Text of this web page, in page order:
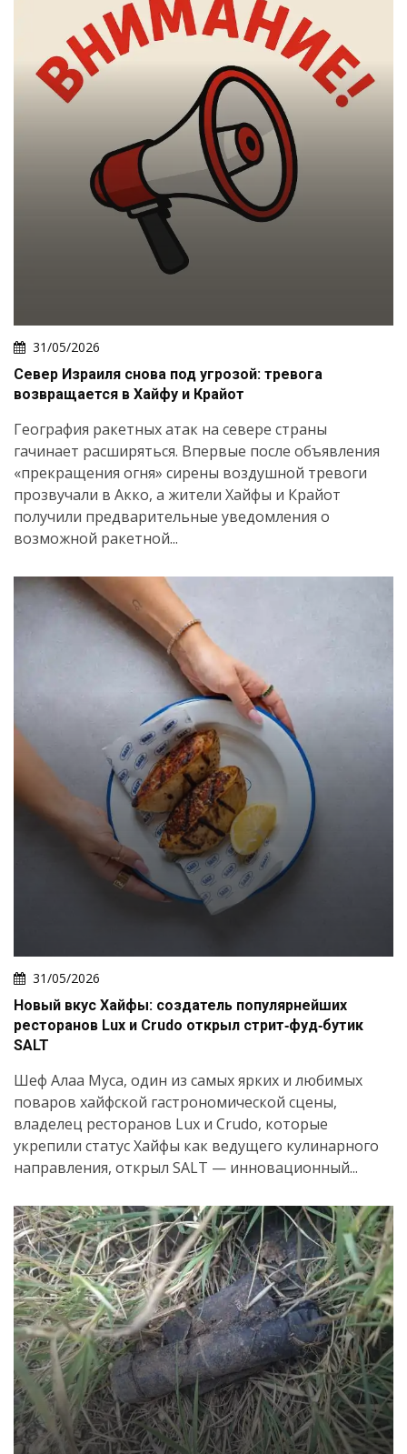
31/05/2026
Север Израиля снова под угрозой: тревога
возвращается в Хайфу и Крайот
География ракетных атак на севере страны
гачинает расширяться. Впервые после объявления
«прекращения огня» сирены воздушной тревоги
прозвучали в Акко, а жители Хайфы и Крайот
получили предварительные уведомления о
возможной ракетной...
31/05/2026
Новый вкус Хайфы: создатель популярнейших
ресторанов Lux и Crudo открыл стрит‑фуд‑бутик
SALT
Шеф Алаа Муса, один из самых ярких и любимых
поваров хайфской гастрономической сцены,
владелец ресторанов Lux и Crudo, которые
укрепили статус Хайфы как ведущего кулинарного
направления, открыл SALT — инновационный...